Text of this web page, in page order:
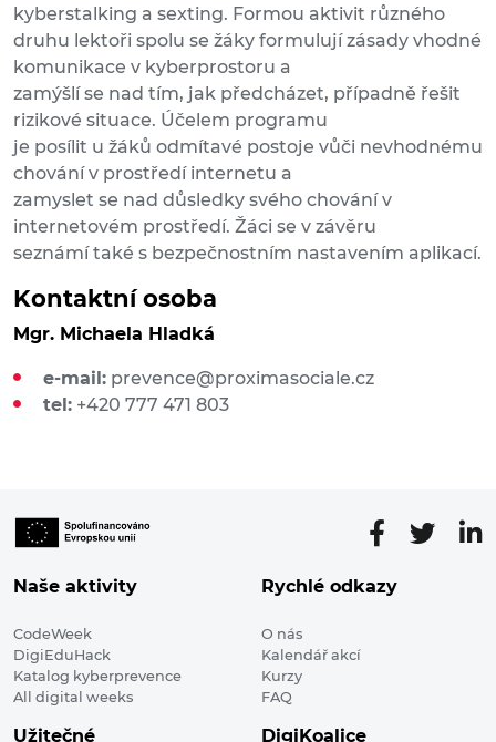
kyberstalking a sexting. Formou aktivit různého
druhu lektoři spolu se žáky formulují zásady vhodné
komunikace v kyberprostoru a
zamýšlí se nad tím, jak předcházet, případně řešit
rizikové situace. Účelem programu
je posílit u žáků odmítavé postoje vůči nevhodnému
chování v prostředí internetu a
zamyslet se nad důsledky svého chování v
internetovém prostředí. Žáci se v závěru
seznámí také s bezpečnostním nastavením aplikací.
Kontaktní osoba
Mgr. Michaela Hladká
e-mail: prevence@proximasociale.cz
tel: +420 777 471 803
Naše aktivity
CodeWeek
DigiEduHack
Katalog kyberprevence
All digital weeks
Rychlé odkazy
O nás
Kalendář akcí
Kurzy
FAQ
Užitečné DigiKoalice